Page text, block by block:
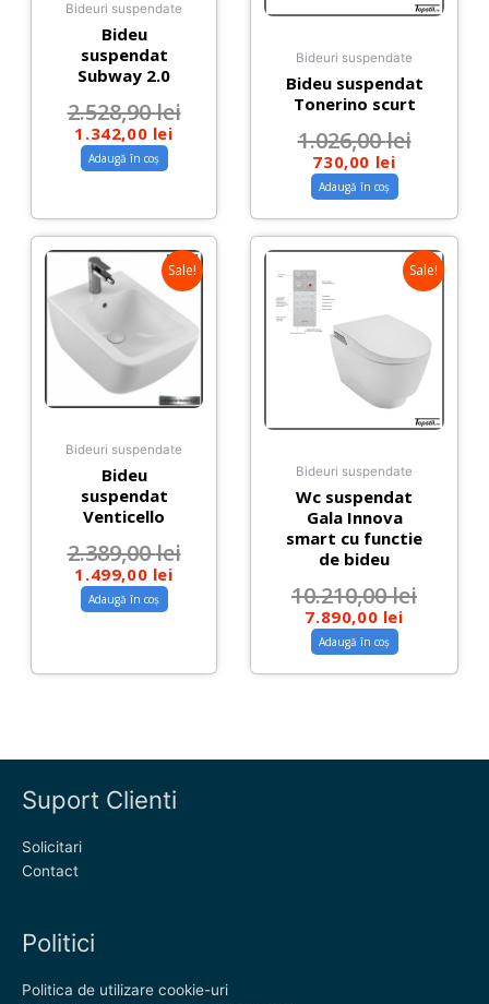
Bideuri suspendate
Bideu
suspendat
Subway 2.0
2.528,90lei
1.342,00 lei
Adaugă în coș
Bideuri suspendate
Bideu suspendat
Tonerino scurt
1.026,00lei
730,00 lei
Adaugă în coș
Sale!
Bideuri suspendate
Bideu
suspendat
Venticello
2.389,00lei
1.499,00 lei
Adaugă în coș
Sale!
Bideuri suspendate
Wc suspendat
Gala Innova
smart cu functie
de bideu
10.210,00lei
7.890,00 lei
Adaugă în coș
Suport Clienti
Solicitari
Contact
Politici
Politica de utilizare cookie-uri